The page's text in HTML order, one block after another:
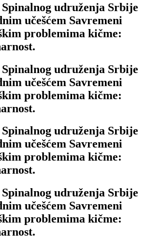
udruženja Srbije
učešćem Savremeni
problemima kičme:
udruženja Srbije
učešćem Savremeni
problemima kičme:
udruženja Srbije
učešćem Savremeni
problemima kičme:
udruženja Srbije
učešćem Savremeni
problemima kičme: